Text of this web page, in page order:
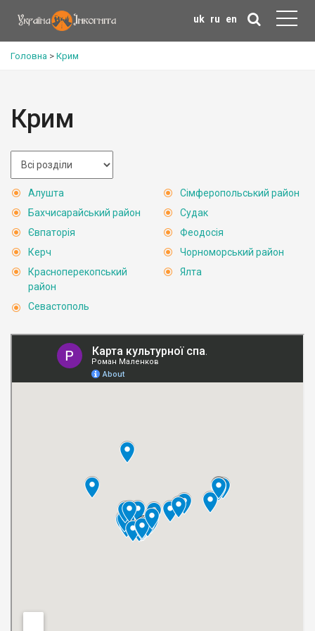
uk ru en
Головна > Крим
Крим
Алушта
Бахчисарайський район
Євпаторія
Керч
Красноперекопський
район
Севастополь
Сімферопольський район
Судак
Феодосія
Чорноморський район
Ялта